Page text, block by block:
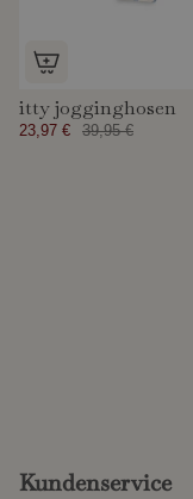
itty jogginghosen
23,97 € 39,95 €
Kundenservice